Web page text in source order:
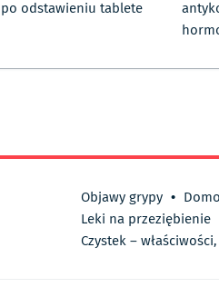
po odstawieniu tablete
Objawy grypy •
Leki na przeziębienie
Czystek –